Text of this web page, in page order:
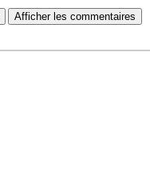
Afficher les commentaires